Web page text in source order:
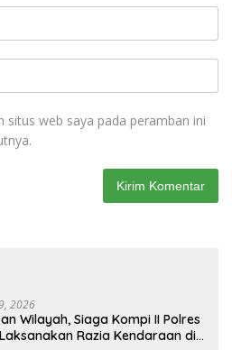
situs web saya pada peramban ini
2026
Wilayah, Siaga Kompi II Polres
Razia Kendaraan di